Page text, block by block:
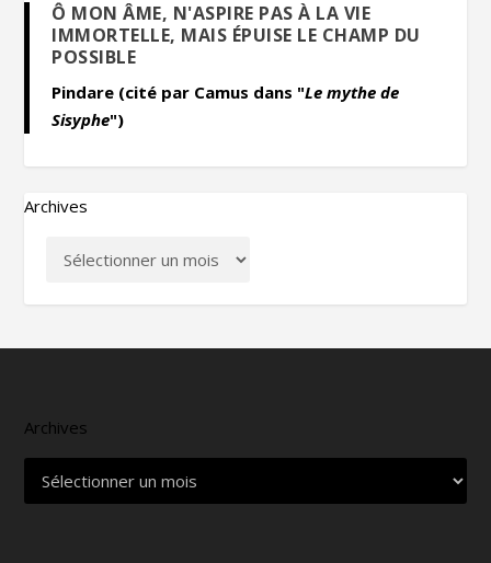
Ô MON ÂME, N'ASPIRE PAS À LA VIE
IMMORTELLE, MAIS ÉPUISE LE CHAMP DU
POSSIBLE
Pindare (cité par Camus dans "Le mythe de
Sisyphe")
Archives
Archives